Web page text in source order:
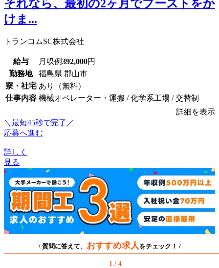
それなら、最初の2ヶ月でブーストをか
けま...
トランコムSC株式会社
給与 月収例392,000円
勤務地
福島県 郡山市
寮・社宅 あり（無料）
仕事内容 機械オペレーター・運搬 / 化学系工場 / 交替制
詳細を表示
＼最短45秒で完了／
応募へ進む
詳しく
見る
\ 質問に答えて、 おすすめ求人 をチェック！ /
1 / 4